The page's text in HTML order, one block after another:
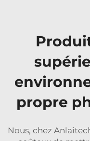
propre
Nous, chez